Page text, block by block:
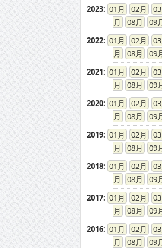
2023: 01 02 03
08
09
2022: 01 02 03
08
09
2021: 01 02 03
08
09
2020: 01 02 03
08
09
2019: 01 02 03
08
09
2018: 01 02 03
08
09
2017: 01 02 03
08
09
2016: 01 02 03
08
09